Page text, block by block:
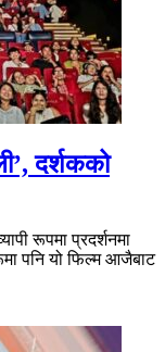
दर्शकको
रूपमा प्रदर्शनमा
पनि यो फिल्म आजैबाट